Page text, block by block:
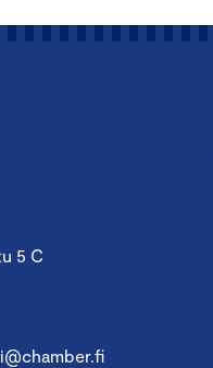
5 C